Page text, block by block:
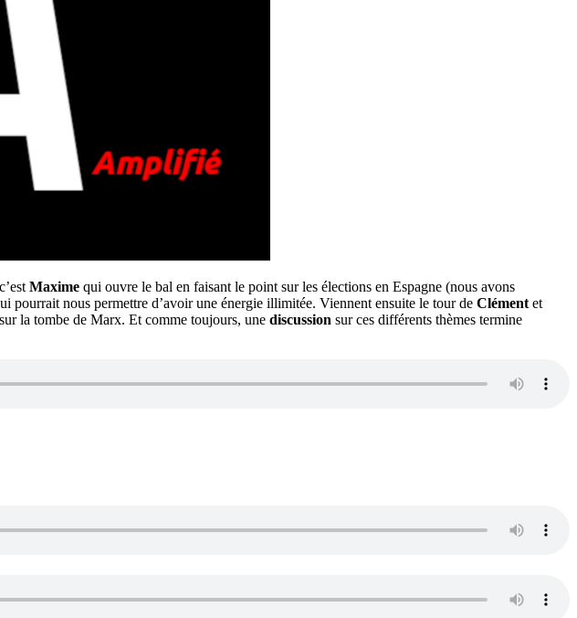
Maxime qui ouvre le bal en faisant le point sur les élections en Espagne (nous avons
pourrait nous permettre d’avoir une énergie illimitée. Viennent ensuite le tour de Clément et
la tombe de Marx. Et comme toujours, une discussion sur ces différents thèmes termine